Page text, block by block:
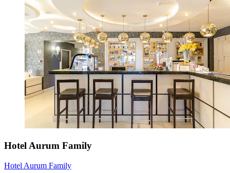
Hotel Aurum Family
Hotel Aurum Family